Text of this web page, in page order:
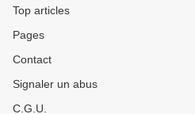
Top articles
Pages
Contact
Signaler un abus
C.G.U.